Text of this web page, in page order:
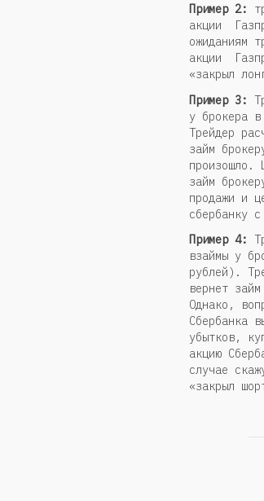
Пример 2:
акции
ожиданиям
акции
«закрыл
Пример 3:
у брокера
Трейдер
займ
произошло.
займ
продажи и
сбербанку
Пример 4:
взаймы у
рублей).
вернет
Однако,
Сбербанка
убытков,
акцию
случае
«закрыл